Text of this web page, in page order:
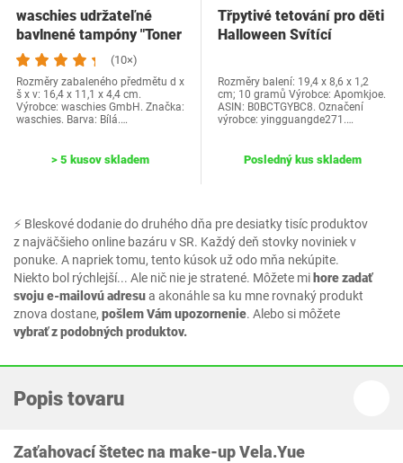
⚡ Bleskové dodanie do druhého dňa pre desiatky tisíc produktov
z najväčšieho online bazáru v SR. Každý deň stovky noviniek v
ponuke. A napriek tomu, tento kúsok už odo mňa nekúpite.
Niekto bol rýchlejší... Ale nič nie je stratené. Môžete mihore zadať
svoju e-mailovú adresua akonáhle sa ku mne rovnaký produkt
znova dostane, pošlem Vám upozornenie. Alebo si môžete
vybrať z podobných produktov.
waschies udržateľné
bavlnené tampóny "Toner
Pads" sada 5…
(10×)
Rozměry zabaleného předmětu d x
š x v: 16,4 x 11,1 x 4,4 cm.
Výrobce: waschies GmbH. Značka:
waschies. Barva: Bílá.…
> 5 kusov skladem
Třpytivé tetování pro děti
Halloween Svítící
Rozměry balení: 19,4 x 8,6 x 1,2
cm; 10 gramů Výrobce: Apomkjoe.
ASIN: B0BCTGYBC8. Označení
výrobce: yingguangde271.…
Posledný kus skladem
Popis tovaru
Zaťahovací štetec na make-up Vela.Yue